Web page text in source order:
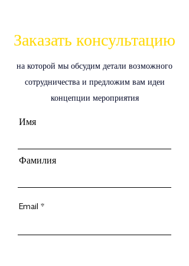
Заказать консультацию
на которой мы обсудим детали возможного
сотрудничества и предложим вам идеи
концепции мероприятия
Имя
Фамилия
Email